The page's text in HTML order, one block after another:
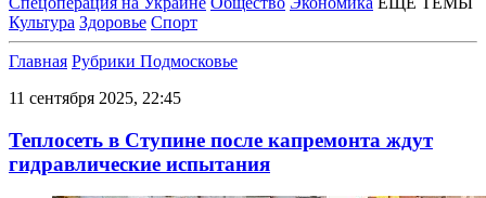
Культура Здоровье Спорт
Главная Рубрики Подмосковье
11 сентября 2025, 22:45
Теплосеть в Ступине после капремонта ждут
гидравлические испытания